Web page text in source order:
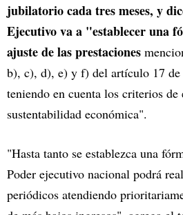
jubilatorio cada tres meses, y
Ejecutivo va a "establecer una
ajuste de las prestaciones
b), c), d), e) y f) del artículo 17
teniendo en cuenta los criterios de
sustentabilidad económica".
"Hasta tanto se establezca una
Poder ejecutivo nacional podrá
periódicos atendiendo